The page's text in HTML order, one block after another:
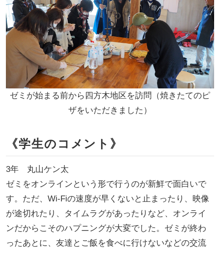
ゼミが始まる前から四方木地区を訪問（焼きたてのピ
ザをいただきました）
《学生のコメント》
3年 丸山ケン太
ゼミをオンラインという形で行うのが新鮮で面白いで
す。ただ、Wi-Fiの速度が早くないと止まったり、映像
が途切れたり、タイムラグがあったりなど、オンライ
ンだからこそのハプニングが大変でした。ゼミが終わ
ったあとに、友達とご飯を食べに行けないなどの交流